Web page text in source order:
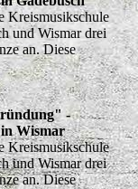
Kreismusikschule
und Wismar drei
an. Diese
-
Wismar
Kreismusikschule
und Wismar drei
an. Diese